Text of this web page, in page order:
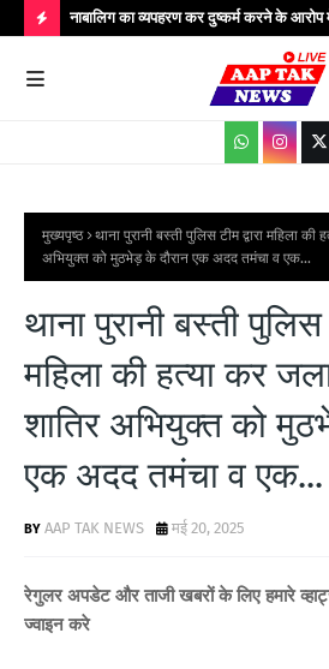
O
S
नाबालिग का व्यपहरण कर दुष्कर्म करने के
मुख्यपृष्ठ
थाना पुरानी बस्ती पुलिस टीम द्वारा महिला
अभियुक्त को मुठभेड़ के दौरान एक अदद तमंचा व एक...
थाना पुरानी बस्ती पुलिस
महिला की हत्या कर
शातिर अभियुक्त को
एक अदद तमंचा व एक...
AAP TAK NEWS मई 20, 2025
रेगुलर अपडेट और ताजी खबरों के लिए हमारे
ज्वाइन करे